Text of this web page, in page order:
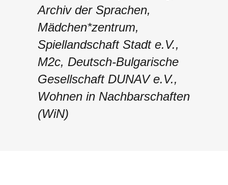
Archiv der Sprachen,
Mädchen*zentrum,
Spiellandschaft Stadt e.V.,
M2c, Deutsch-Bulgarische
Gesellschaft DUNAV e.V.,
Wohnen in Nachbarschaften
(WiN)